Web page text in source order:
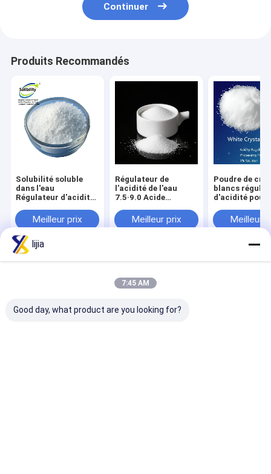
Continuer
Produits Recommandés
Solubilité soluble
dans l'eau
Régulateur d'acidité
Acidifiant
alimentaire
Aluminium ≤0.2
Meilleur prix
Régulateur de
l'acidité de l'eau
7.5·9.0 Acide
formule moléculaire
C6H8O7
Meilleur prix
Poudre de
blancs
d'acidité pour
alimentaire et
3.5-4.5
Plomb 2mg/
Meilleur
Aperçu
Au sujet de
Contactez-
Desktop
Plan du site
Privacy Policy
ANHUI EBUY INTERNATIONAL CO., LTD. All Rights Reserved.
lijia
7:45 AM
Good day, what product are you looking for?